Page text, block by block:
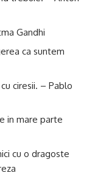
Gandhi
ca suntem
ciresii. – Pablo
in mare parte
cu o dragoste